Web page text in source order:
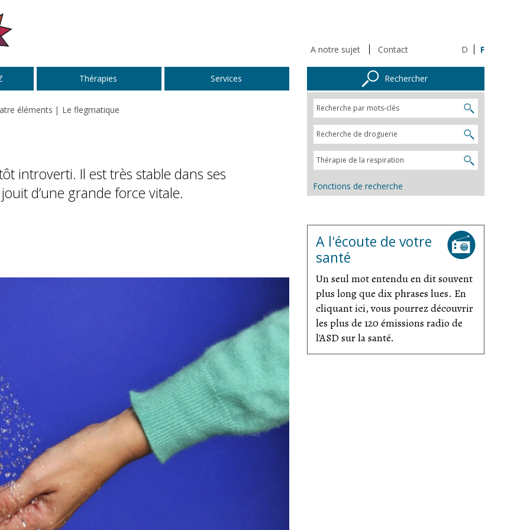
A notre sujet Contact D F
Thérapies Services
éléments Le flegmatique
introverti. Il est très stable dans ses
d’une grande force vitale.
Rechercher
Fonctions de recherche
A l'écoute de votre
santé
Un seul mot entendu en dit souvent
plus long que dix phrases lues. En
cliquant ici, vous pourrez découvrir
les plus de 120 émissions radio de
l'ASD sur la santé.